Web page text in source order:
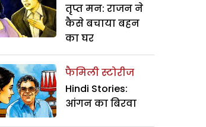
तृप्त मन: राजन ने
कैसे बचाया बहन
का घर
फैमिली स्टोरीज
Hindi Stories:
आंगन का बिरवा